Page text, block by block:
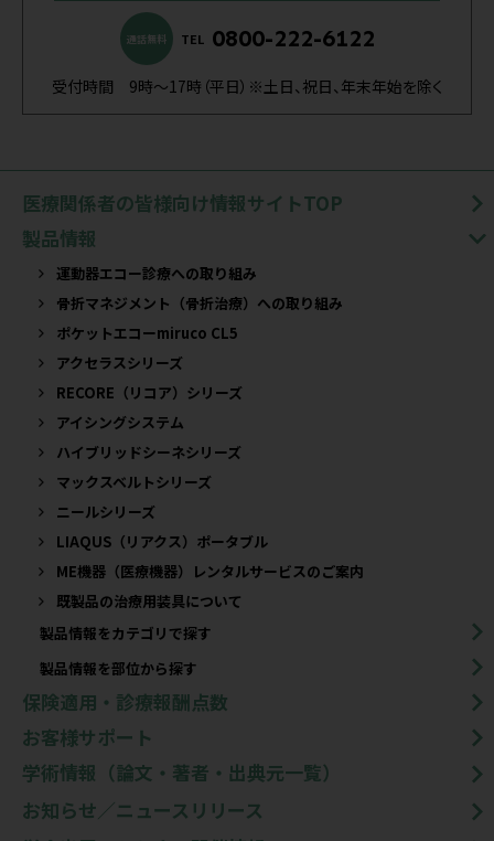
通話無料 TEL 0800-222-6122
受付時間 9時～17時（平日）※土日、祝日、年末年始を除く
医療関係者の皆様向け情報サイトTOP
製品情報
運動器エコー診療への取り組み
骨折マネジメント（骨折治療）への取り組み
ポケットエコーmiruco CL5
アクセラスシリーズ
RECORE（リコア）シリーズ
アイシングシステム
ハイブリッドシーネシリーズ
マックスベルトシリーズ
ニールシリーズ
LIAQUS（リアクス）ポータブル
ME機器（医療機器）レンタルサービスのご案内
既製品の治療用装具について​
製品情報をカテゴリで探す
製品情報を部位から探す
保険適用・診療報酬点数
お客様サポート
学術情報（論文・著者・出典元一覧）
お知らせ／ニュースリリース